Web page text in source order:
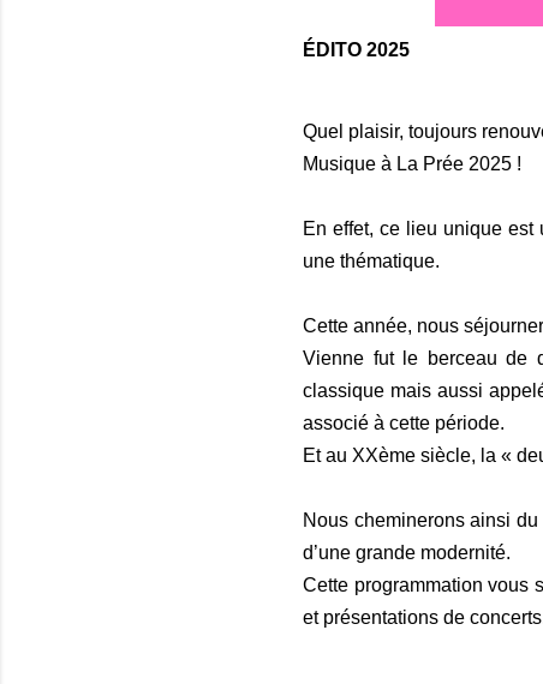
ÉDITO 2025
Quel plaisir, toujours
Musique à La Prée 2025 !
En effet, ce lieu unique
une thématique.
Cette année, nous
Vienne fut le berceau de
classique mais aussi
associé à cette période.
Et au XXème siècle, la «
Nous cheminerons ainsi
d’une grande modernité.
Cette programmation vous
et présentations de